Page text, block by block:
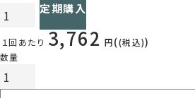
1回のみ購入
１回あたり 3,762 税込
定期購入